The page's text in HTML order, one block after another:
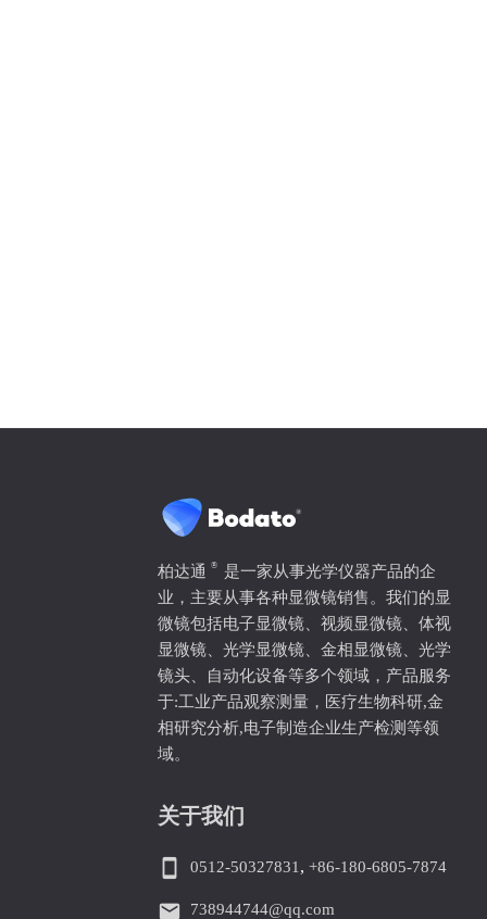
柏达通 ®
是一家从事光学仪器产品的企
业，主要从事各种显微镜销售。我们的显
微镜包括电子显微镜、视频显微镜、体视
显微镜、光学显微镜、金相显微镜、光学
镜头、自动化设备等多个领域，产品服务
于:工业产品观察测量，医疗生物科研,金
相研究分析,电子制造企业生产检测等领
域。
关于我们
smartphone 0512-50327831 , +86-180-6805-7874
email 738944744@qq.com